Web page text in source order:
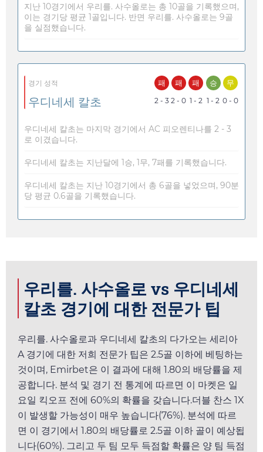
지난 10경기에서 우리를. 사수올로는 총 10골을 기록했으며,
이는 경기당 평균 1골입니다. 반면 우리를. 사수올로는 9골
을 실점했습니다.
경기 성적
우디네세 칼초
패
2 - 3
패
2 - 0
패
1 - 2
승
1 - 2
무
0 - 0
우디네세 칼초는 마지막 경기에서 AC 피오렌티나를 2 - 3
로 이겼습니다.
우디네세 칼초는 지난달에 1승, 1무, 7패를 기록했습니다.
우디네세 칼초는 지난 10경기에서 총 6골을 넣었으며, 90분
당 평균 0.6골을 기록했습니다.
우리를. 사수올로 vs 우디네세
칼초 경기에 대한 전문가 팁
우리를. 사수올로과 우디네세 칼초의 다가오는 세리아
A 경기에 대한 저희 전문가 팁은 2.5골 이하에 베팅하는
것이며, Emirbet은 이 결과에 대해 1.80의 배당률을 제
공합니다. 분석 및 경기 전 통계에 따르면 이 마켓은 일
요일 킥오프 전에 60%의 확률을 갖습니다.더블 찬스 1X
이 발생할 가능성이 매우 높습니다(76%). 분석에 따르
면 이 경기에서 1.80의 배당률로 2.5골 이하 골이 예상됩
니다(60%). 그리고 두 팀 모두 득점할 확률은 양 팀 득점